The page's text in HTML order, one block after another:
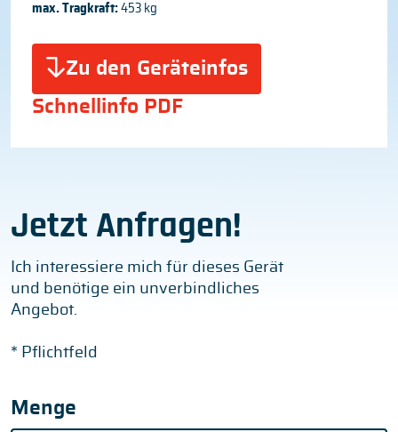
max. Tragkraft:453 kg
Zu den Geräteinfos
Schnellinfo PDF
Jetzt Anfragen!
Ich interessiere mich für dieses Gerät
und benötige ein unverbindliches
Angebot.
* Pflichtfeld
Menge